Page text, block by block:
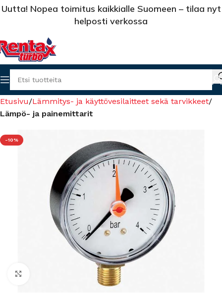
Uutta! Nopea toimitus kaikkialle Suomeen – tilaa nyt
helposti verkossa
Etusivu Lämmitys- ja käyttövesilaitteet sekä tarvikkeet
Lämpö- ja painemittarit
-10%